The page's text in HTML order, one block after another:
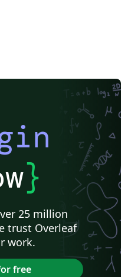
}
25 million
trust Overleaf
work.
free